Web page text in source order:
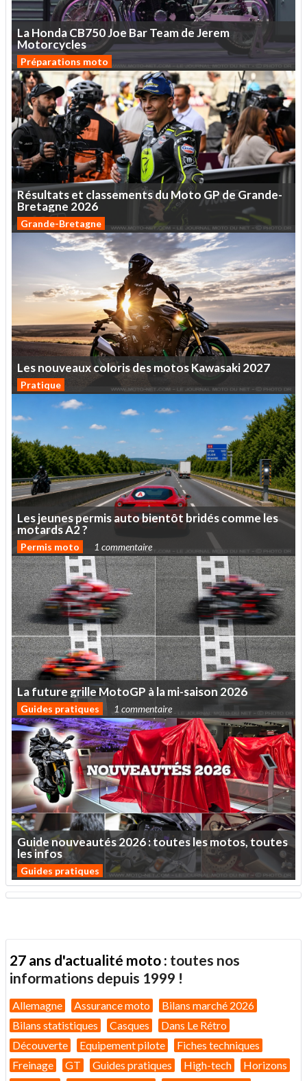
LaHondaCB750JoeBarTeamdeJerem
Motorcycles
Préparations moto
Résultatset classementsdu MotoGP deGrande-
Bretagne 2026
Grande-Bretagne
LesnouveauxcolorisdesmotosKawasaki2027
Pratique
Lesjeunespermisautobientôt bridéscommeles
motardsA2?
Permis moto 1 commentaire
Lafuturegrille MotoGP àlami-saison 2026
Guides pratiques 1 commentaire
Guidenouveautés2026:touteslesmotos,toutes
lesinfos
Guides pratiques
27 ans d'actualité moto : toutes nos
informations depuis 1999 !
Allemagne Assurance moto
Bilans marché 2026
Bilans statistiques
Casques
Dans Le Rétro
Découverte
Equipement pilote
Fiches techniques
Freinage
GT Guides pratiques High-tech
Horizons